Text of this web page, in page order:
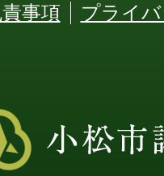
事項 プライ